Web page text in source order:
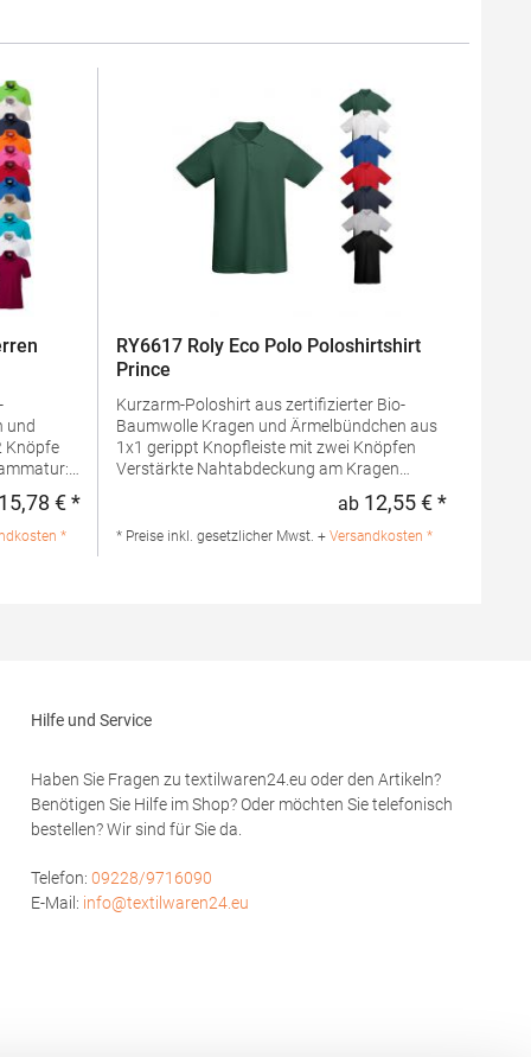
Regulärer Preis:
€ *
*
RY6617 Roly Eco Polo Poloshirtshirt
Prince
Kurzarm-Poloshirt aus zertifizierter Bio-
Baumwolle Kragen und Ärmelbündchen aus
1x1 gerippt Knopfleiste mit zwei Knöpfen
Verstärkte Nahtabdeckung am Kragen
Herausreißbares LabelPfegehinweis: 40 °C
waschbarBügeln erlaubtGrammatur: 210
Regulärer
ab 12,55 € *
* Preise inkl. gesetzlicher Mwst. + Versandkosten *
Hilfe und Service
Haben Sie Fragen zu textilwaren24.eu oder den Artikeln?
Benötigen Sie Hilfe im Shop? Oder möchten Sie telefonisch
bestellen? Wir sind für Sie da.
Telefon: 09228/9716090
E-Mail: info@textilwaren24.eu